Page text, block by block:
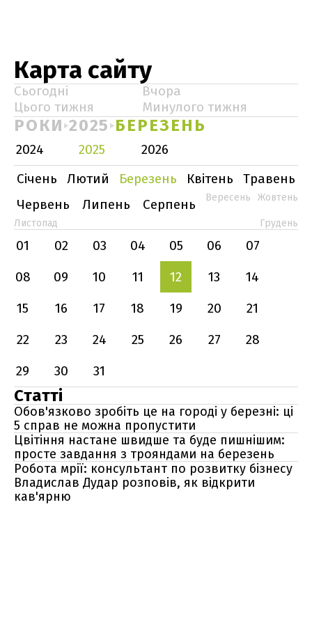
Карта сайту
Сьогодні
Вчора
Цього тижня
Минулого тижня
РОКИ 2025 БЕРЕЗЕНЬ
2024 2025
2026
Січень
Лютий Березень Квітень
Травень
Червень
Липень Серпень Вересень Жовтень
Листопад Грудень
01 02 03 04 05 06
07
08
09 10 11 12 13
14
15
16 17 18 19 20
21
22
23 24 25 26 27
28
29
30 31
Статті
Обов'язково зробіть це на городі у березні: ці
5 справ не можна пропустити
Цвітіння настане швидше та буде пишнішим:
просте завдання з трояндами на березень
Робота мрії: консультант по розвитку бізнесу
Владислав Дудар розповів, як відкрити
кав'ярню